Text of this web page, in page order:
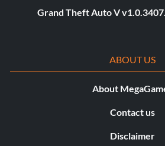
Grand Theft Auto V
ABOUT US
About
Contact us
Disclaimer